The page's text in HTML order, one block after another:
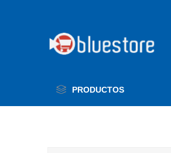
PRODUCTOS